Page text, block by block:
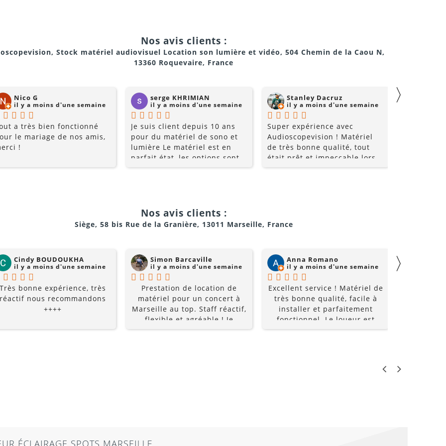
Nos avis clients :
Stock matériel audiovisuel Location son lumière et vidéo, 504 Chemin de la Caou N,
13360 Roquevaire, France
Nico G
il y a moins d'une semaine
a très bien fonctionné
le mariage de nos amis,
!
serge KHRIMIAN
il y a moins d'une semaine
Je suis client depuis 10 ans
pour du matériel de sono et
lumière Le matériel est en
parfait état, les options sont
multiples, et les prix sont très
chercher ailleurs? Je
recommande fortement !!!
Stanley Dacruz
il y a moins d'une semaine
Super expérience avec
Audioscopevision ! Matériel
de très bonne qualité, tout
était prêt et impeccable lors
de la récupération. Équipe
recommande sans hésiter et
〉
Nos avis clients :
Siège, 58 bis Rue de la Granière, 13011 Marseille, France
Cindy BOUDOUKHA
il y a moins d'une semaine
Très bonne expérience, très
réactif nous recommandons
++++
Simon Barcaville
il y a moins d'une semaine
Prestation de location de
matériel pour un concert à
Marseille au top. Staff réactif,
flexible et agréable ! Je
recommande à 100%
Anna Romano
il y a moins d'une semaine
Excellent service ! Matériel de
très bonne qualité, facile à
installer et parfaitement
fonctionnel. Le loueur est
réactif, professionnel et de
〉
SPOTS MARSEILLE